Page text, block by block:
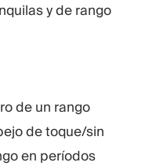
y de rango
de un rango
de toque/sin
en períodos